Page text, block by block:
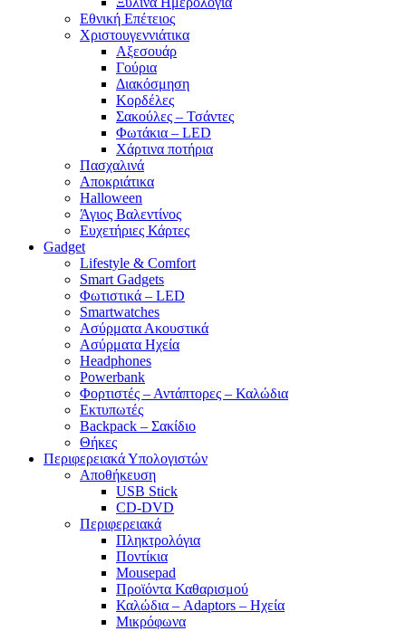
Εθνική Επέτειος
Χριστουγεννιάτικα
Αξεσουάρ
Γούρια
Διακόσμηση
Κορδέλες
Σακούλες – Τσάντες
Φωτάκια – LED
Χάρτινα ποτήρια
Πασχαλινά
Αποκριάτικα
Halloween
Άγιος Βαλεντίνος
Ευχετήριες Κάρτες
Gadget
Lifestyle & Comfort
Smart Gadgets
Φωτιστικά – LED
Smartwatches
Ασύρματα Ακουστικά
Ασύρματα Ηχεία
Headphones
Powerbank
Φορτιστές – Αντάπτορες – Καλώδια
Εκτυπωτές
Backpack – Σακίδιο
Θήκες
Περιφερειακά Υπολογιστών
Αποθήκευση
USB Stick
CD-DVD
Περιφερειακά
Πληκτρολόγια
Ποντίκια
Mousepad
Προϊόντα Καθαρισμού
Καλώδια – Adaptors – Ηχεία
Μικρόφωνα